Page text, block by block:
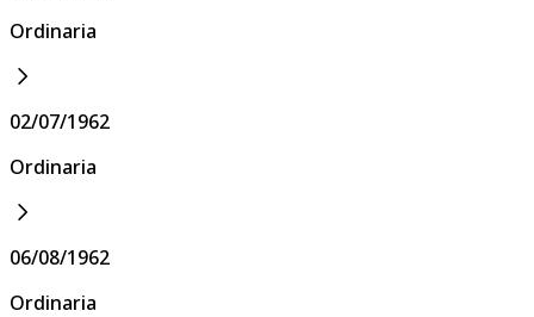
Ordinaria
02/07/1962
Ordinaria
06/08/1962
Ordinaria